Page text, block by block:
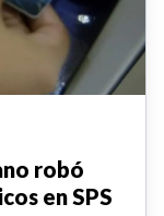
robó
en SPS